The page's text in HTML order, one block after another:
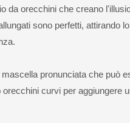
da orecchini che creano
sono perfetti, attirando
pronunciata che può
curvi per aggiungere